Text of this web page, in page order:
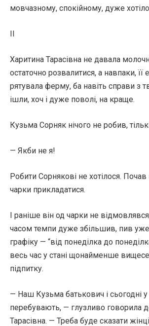
мовчазному, спокійному, дуже
II
Харитина Тарасівна не давала
остаточно розвалитися, а навпаки, її
рятувала ферму, ба навіть справи з
ішли, хоч і дуже поволі, на краще.
Кузьма Сорняк нічого не робив,
— Якби не я!
Робити Сорнякові не хотілося. Почав
чарки прикладатися.
І раніше він од чарки не
часом темпи дуже збільшив, пив
графіку — “від понеділка до
весь час у стані щонайменше
підпитку.
— Наш Кузьма батькович і сьогодні у
перебувають, — глузливо говорила
Тарасівна. — Треба буде сказати